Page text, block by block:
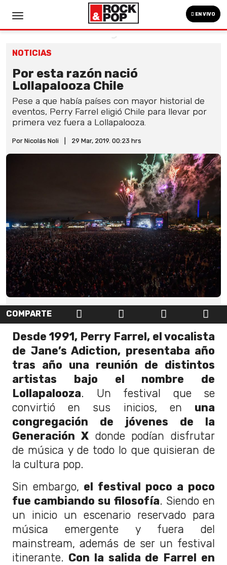
EN VIVO
NOTICIAS
Por esta razón nació
Lollapalooza Chile
Pese a que había países con mayor historial de
eventos, Perry Farrel eligió Chile para llevar por
primera vez fuera a Lollapalooza.
Por Nicolás Noli 29 Mar, 2019. 00:23 hrs
COMPARTE
Desde 1991, Perry Farrel, el vocalista
de Jane’s Adiction, presentaba año
tras año una reunión de distintos
artistas bajo el nombre de
Lollapalooza. Un festival que se
convirtió en sus inicios, en una
congregación de jóvenes de la
Generación Xdonde podían disfrutar
de música y de todo lo que quisieran de
la cultura pop.
Sin embargo, el festival poco a poco
fue cambiando su filosofía. Siendo en
un inicio un escenario reservado para
música emergente y fuera del
mainstream, además de ser un festival
itinerante. Con la salida de Farrel en